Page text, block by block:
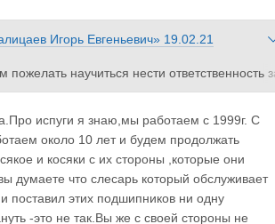
Игорь Евгеньевич» 19.02.21
пожелать научиться нести ответственность
самому, а не стараться её переложить на
но лучше всё расставить на свои места,
быть куда хуже чем 7 тысяч и легкий испуг.
приходите ещё, при каком бы мнении в
рады вас видеть.
испуги я знаю,мы работаем с 1999г. С
около 10 лет и будем продолжать
и косяки с их стороны ,которые они
думаете что слесарь который обслуживает
поставил этих подшипников ни одну
-это не так.Вы же с своей стороны не